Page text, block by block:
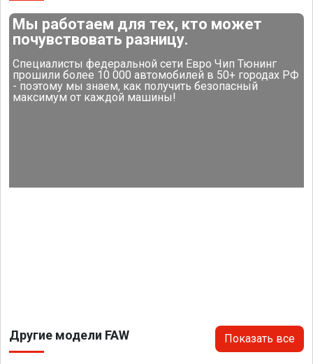
Мы работаем для тех, кто может
почувствовать разницу.
Специалисты федеральной сети Евро Чип Тюнинг
прошили более 10 000 автомобилей в 50+ городах РФ
- поэтому мы знаем, как получить безопасный
максимум от каждой машины!
Другие модели FAW Показать все